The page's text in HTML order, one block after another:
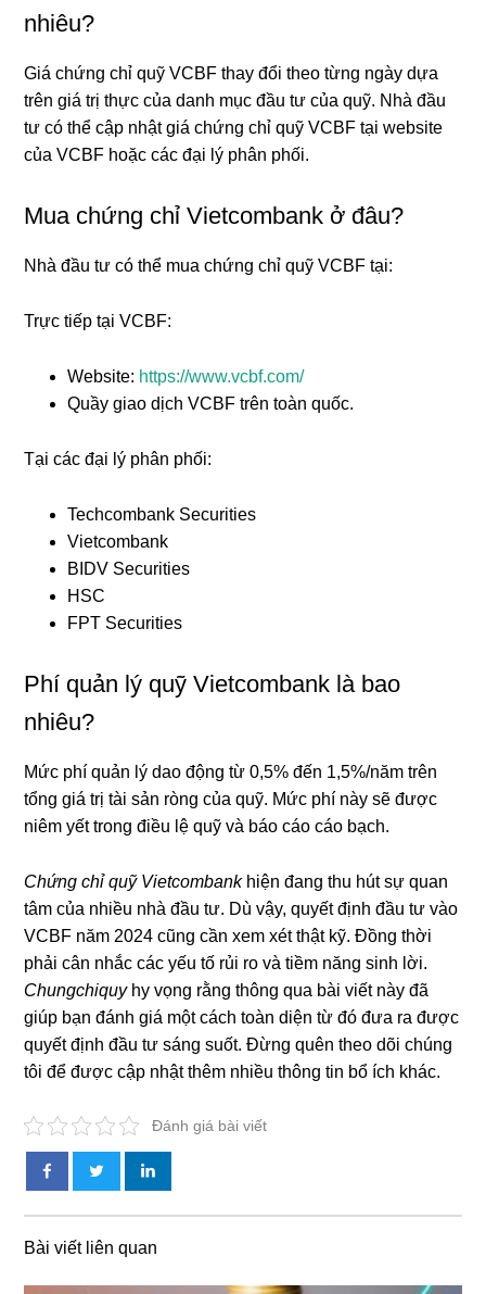
nhiêu?
Giá chứng chỉ quỹ VCBF thay đổi theo từng ngày dựa
trên giá trị thực của danh mục đầu tư của quỹ. Nhà đầu
tư có thể cập nhật giá chứng chỉ quỹ VCBF tại website
của VCBF hoặc các đại lý phân phối.
Mua chứng chỉ Vietcombank ở đâu?
Nhà đầu tư có thể mua chứng chỉ quỹ VCBF tại:
Trực tiếp tại VCBF:
Website: https://www.vcbf.com/
Quầy giao dịch VCBF trên toàn quốc.
Tại các đại lý phân phối:
Techcombank Securities
Vietcombank
BIDV Securities
HSC
FPT Securities
Phí quản lý quỹ Vietcombank là bao
nhiêu?
Mức phí quản lý dao động từ 0,5% đến 1,5%/năm trên
tổng giá trị tài sản ròng của quỹ. Mức phí này sẽ được
niêm yết trong điều lệ quỹ và báo cáo cáo bạch.
Chứng chỉ quỹ Vietcombankhiện đang thu hút sự quan
tâm của nhiều nhà đầu tư. Dù vậy, quyết định đầu tư vào
VCBF năm 2024 cũng cần xem xét thật kỹ. Đồng thời
phải cân nhắc các yếu tố rủi ro và tiềm năng sinh lời.
Chungchiquyhy vọng rằng thông qua bài viết này đã
giúp bạn đánh giá một cách toàn diện từ đó đưa ra được
quyết định đầu tư sáng suốt. Đừng quên theo dõi chúng
tôi để được cập nhật thêm nhiều thông tin bổ ích khác.
Đánh giá bài viết
Bài viết liên quan